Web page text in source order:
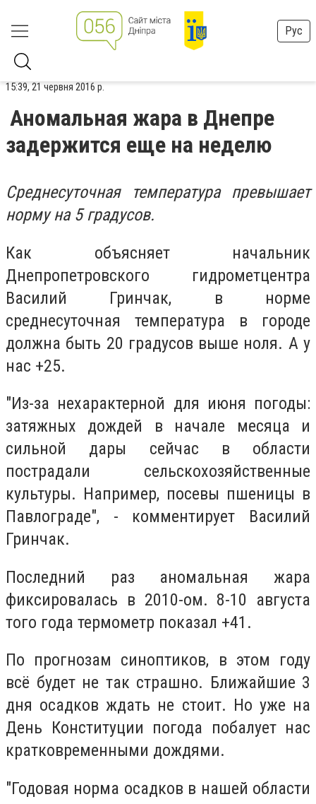
Рус
15:39, 21 червня 2016 р.
Аномальная жара в Днепре
задержится еще на неделю
Среднесуточная температура превышает
норму на 5 градусов.
Как объясняет начальник
Днепропетровского гидрометцентра
Василий Гринчак, в норме
среднесуточная температура в городе
должна быть 20 градусов выше ноля. А у
нас +25.
"Из-за нехарактерной для июня погоды:
затяжных дождей в начале месяца и
сильной дары сейчас в области
пострадали сельскохозяйственные
культуры. Например, посевы пшеницы в
Павлограде", - комментирует Василий
Гринчак.
Последний раз аномальная жара
фиксировалась в 2010-ом. 8-10 августа
того года термометр показал +41.
По прогнозам синоптиков, в этом году
всё будет не так страшно. Ближайшие 3
дня осадков ждать не стоит. Но уже на
День Конституции погода побалует нас
кратковременными дождями.
"Годовая норма осадков в нашей области